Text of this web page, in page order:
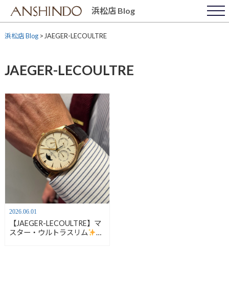
content
浜松店 Blog
浜松店 Blog>JAEGER-LECOULTRE
JAEGER-LECOULTRE
2026.06.01
【JAEGER-LECOULTRE】マ
スター・ウルトラスリム
パ